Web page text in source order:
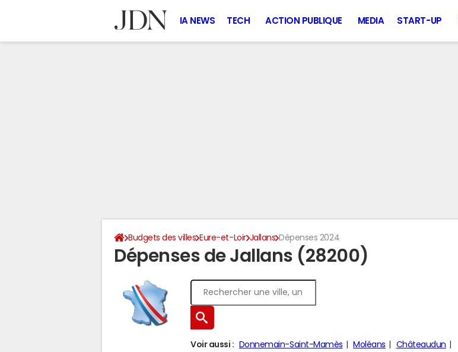
IA NEWS TECH ACTION PUBLIQUE MEDIA START-UP
Budgets des villes Eure-et-Loir Jallans Dépenses 2024
Dépenses de Jallans (28200)
Voir aussi : Donnemain-Saint-Mamès Moléans
Châteaudun